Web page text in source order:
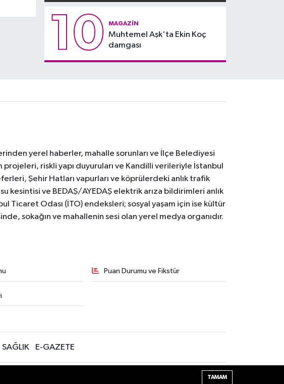
10 MAGAZIN
Muhtemel Aşk'ta Ekin Koç
damgası
yerel haberler, mahalle sorunları ve İlçe Belediyesi
riskli yapı duyuruları ve Kandilli verileriyle İstanbul
Şehir Hatları vapurları ve köprülerdeki anlık trafik
kesintisi ve BEDAŞ/AYEDAŞ elektrik arıza bildirimleri anlık
Ticaret Odası (İTO) endeksleri; sosyal yaşam için ise kültür
sokağın ve mahallenin sesi olan yerel medya organıdır.
Puan Durumu ve Fikstür
SAĞLIK E-GAZETE
Dakika Haberleri | İstanbul Gazetesi sorumlu tutulamaz. Sitedeki tüm
TAMAM